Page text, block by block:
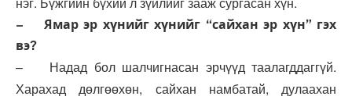
– Ямар эр хүнийг хүнийг “сайхан эр хүн” гэх
вэ?
– Надад бол шалчигнасан эрчүүд таалагддаггүй.
Харахад дөлгөөхөн, сайхан намбатай, дулаахан